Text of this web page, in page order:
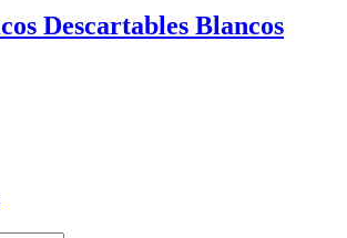
Descartables Blancos